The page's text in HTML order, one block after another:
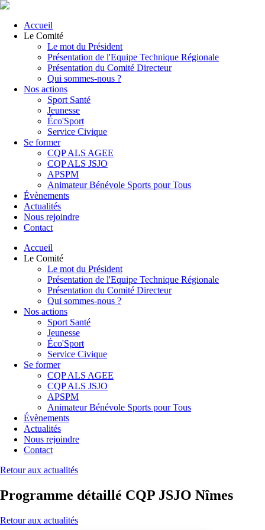
Accueil
Le Comité
Le mot du Président
Présentation de l'Equipe Technique Régionale
Présentation du Comité Directeur
Qui sommes-nous ?
Nos actions
Sport Santé
Jeunesse
Éco'Sport
Service Civique
Se former
CQP ALS AGEE
CQP ALS JSJO
APSPM
Animateur Bénévole Sports pour Tous
Évènements
Actualités
Nous rejoindre
Contact
Accueil
Le Comité
Le mot du Président
Présentation de l'Equipe Technique Régionale
Présentation du Comité Directeur
Qui sommes-nous ?
Nos actions
Sport Santé
Jeunesse
Éco'Sport
Service Civique
Se former
CQP ALS AGEE
CQP ALS JSJO
APSPM
Animateur Bénévole Sports pour Tous
Évènements
Actualités
Nous rejoindre
Contact
Retour aux actualités
Programme détaillé CQP JSJO Nîmes
Retour aux actualités